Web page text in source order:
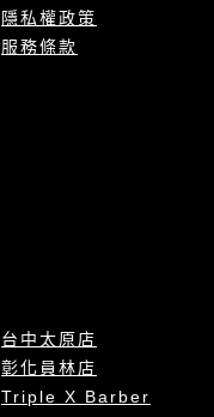
隱私權政策
服務條款
台中太原店
彰化員林店
Triple X Barber